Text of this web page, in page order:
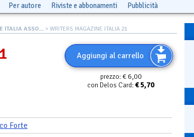
Per autore Riviste e abbonamenti Pubblicità
ITALIA ASSO... > WRITERS MAGAZINE ITALIA 21
Aggiungi al carrello
prezzo:€ 6,00
con Delos Card: €5,70
Forte